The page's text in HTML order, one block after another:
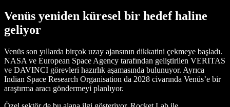
Venüs yeniden küresel bir hedef haline
geliyor
Venüs son yıllarda birçok uzay ajansının dikkatini çekmeye başladı.
NASA ve European Space Agency tarafından geliştirilen VERITAS
ve DAVINCI görevleri hazırlık aşamasında bulunuyor. Ayrıca
Indian Space Research Organisation da 2028 civarında Venüs’e bir
araştırma aracı göndermeyi planlıyor.